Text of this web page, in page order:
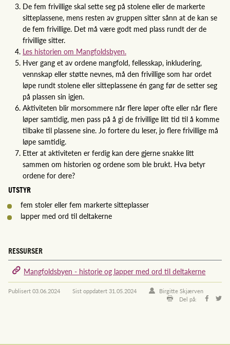
De fem frivillige skal sette seg på stolene eller de markerte
sitteplassene, mens resten av gruppen sitter sånn at de kan se
de fem frivillige. Det må være godt med plass rundt der de
frivillige sitter.
Les historien om Mangfoldsbyen.
Hver gang et av ordene mangfold, fellesskap, inkludering,
vennskap eller støtte nevnes, må den frivillige som har ordet
løpe rundt stolene eller sitteplassene én gang før de setter seg
på plassen sin igjen.
Aktiviteten blir morsommere når flere løper ofte eller når flere
løper samtidig, men pass på å gi de frivillige litt tid til å komme
tilbake til plassene sine. Jo fortere du leser, jo flere frivillige må
løpe samtidig.
Etter at aktiviteten er ferdig kan dere gjerne snakke litt
sammen om historien og ordene som ble brukt. Hva betyr
ordene for dere?
UTSTYR
fem stoler eller fem markerte sitteplasser
lapper med ord til deltakerne
RESSURSER
Mangfoldsbyen - historie og lapper med ord til deltakerne
Publisert03.06.2024 Sist oppdatert31.05.2024
Birgitte Skjærven
Del på: